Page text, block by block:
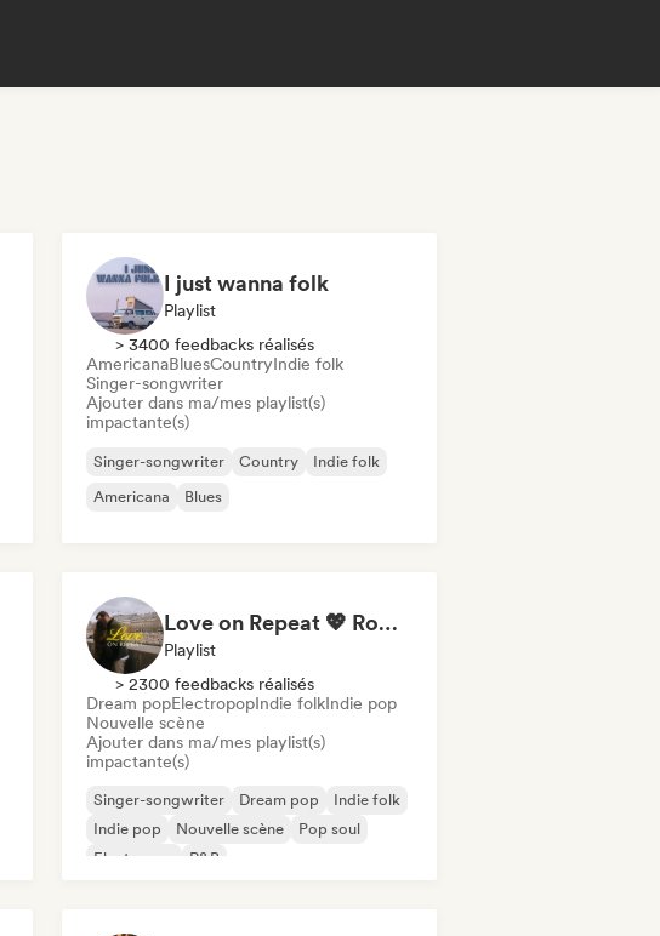
I just wanna folk
Playlist
> 3400 feedbacks réalisés
AmericanaBluesCountryIndie folk
Singer-songwriter
Ajouter dans ma/mes playlist(s)
impactante(s)
Singer-songwriter Country
Indie folk
Americana
Blues
Love on Repeat 💖 Romantic Indie Pop, Neo Soul & Singer-Songwriter
Playlist
> 2300 feedbacks réalisés
Dream popElectropopIndie folkIndie pop
Nouvelle scène
Ajouter dans ma/mes playlist(s)
impactante(s)
Singer-songwriter Dream pop
Indie folk
Indie pop
Nouvelle scène
Pop soul
Electropop
R&B